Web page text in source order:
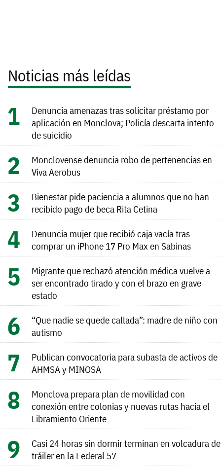
Noticias más leídas
Denuncia amenazas tras solicitar préstamo por
aplicación en Monclova; Policía descarta intento
de suicidio
Monclovense denuncia robo de pertenencias en
Viva Aerobus
Bienestar pide paciencia a alumnos que no han
recibido pago de beca Rita Cetina
Denuncia mujer que recibió caja vacía tras
comprar un iPhone 17 Pro Max en Sabinas
Migrante que rechazó atención médica vuelve a
ser encontrado tirado y con el brazo en grave
estado
“Que nadie se quede callada”: madre de niño con
autismo
Publican convocatoria para subasta de activos de
AHMSA y MINOSA
Monclova prepara plan de movilidad con
conexión entre colonias y nuevas rutas hacia el
Libramiento Oriente
Casi 24 horas sin dormir terminan en volcadura de
tráiler en la Federal 57